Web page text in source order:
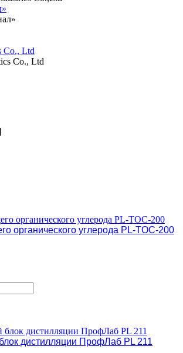
Co., Ltd
органического углерода PL-TOC-200
дистилляции ПрофЛаб PL 211